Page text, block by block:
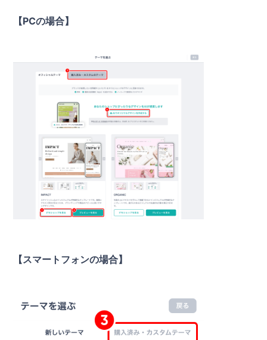
【PCの場合】
【スマートフォンの場合】